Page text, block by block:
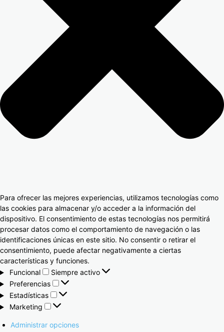
Para ofrecer las mejores experiencias, utilizamos tecnologías como
las cookies para almacenar y/o acceder a la información del
dispositivo. El consentimiento de estas tecnologías nos permitirá
procesar datos como el comportamiento de navegación o las
identificaciones únicas en este sitio. No consentir o retirar el
consentimiento, puede afectar negativamente a ciertas
características y funciones.
Funcional
Siempre activo
Preferencias
Estadísticas
Marketing
Administrar opciones